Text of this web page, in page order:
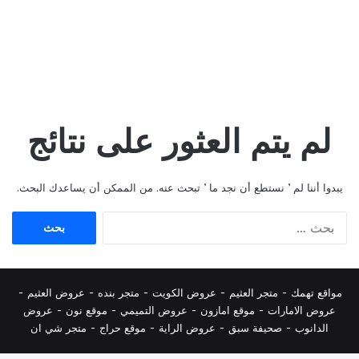
لم يتم العثور على نتائج
يبدوا أننا لم ’ نستطع أن نجد ما ’ تبحث عنه. من الممكن أن يساعدك البحث.
مواقع تهمك - متجر العثيم - عروض الكويت - متجر بنده - عروض العثيم -
عروض الامارات - موقع امازون - عروض التميمي - موقع نون - عروض
الدانوب - صحيفة سبق - عروض الراية - موقع حراج - متجر شي ان